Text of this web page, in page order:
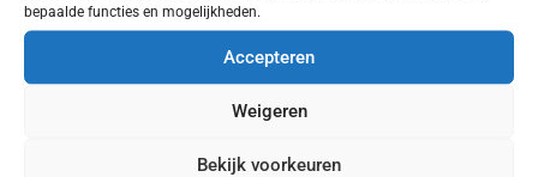
bepaalde functies en mogelijkheden.
Accepteren
Weigeren
Bekijk voorkeuren